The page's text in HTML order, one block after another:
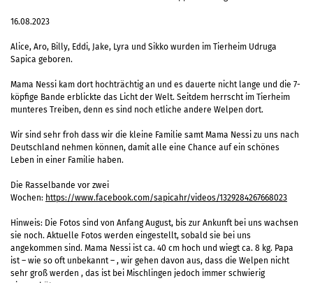
16.08.2023
Alice, Aro, Billy, Eddi, Jake, Lyra und Sikko wurden im Tierheim Udruga
Sapica geboren.
Mama Nessi kam dort hochträchtig an und es dauerte nicht lange und die 7-
köpfige Bande erblickte das Licht der Welt. Seitdem herrscht im Tierheim
munteres Treiben, denn es sind noch etliche andere Welpen dort.
Wir sind sehr froh dass wir die kleine Familie samt Mama Nessi zu uns nach
Deutschland nehmen können, damit alle eine Chance auf ein schönes
Leben in einer Familie haben.
Die Rasselbande vor zwei
Wochen: https://www.facebook.com/sapicahr/videos/1329284267668023
Hinweis: Die Fotos sind von Anfang August, bis zur Ankunft bei uns wachsen
sie noch. Aktuelle Fotos werden eingestellt, sobald sie bei uns
angekommen sind. Mama Nessi ist ca. 40 cm hoch und wiegt ca. 8 kg. Papa
ist – wie so oft unbekannt – , wir gehen davon aus, dass die Welpen nicht
sehr groß werden , das ist bei Mischlingen jedoch immer schwierig